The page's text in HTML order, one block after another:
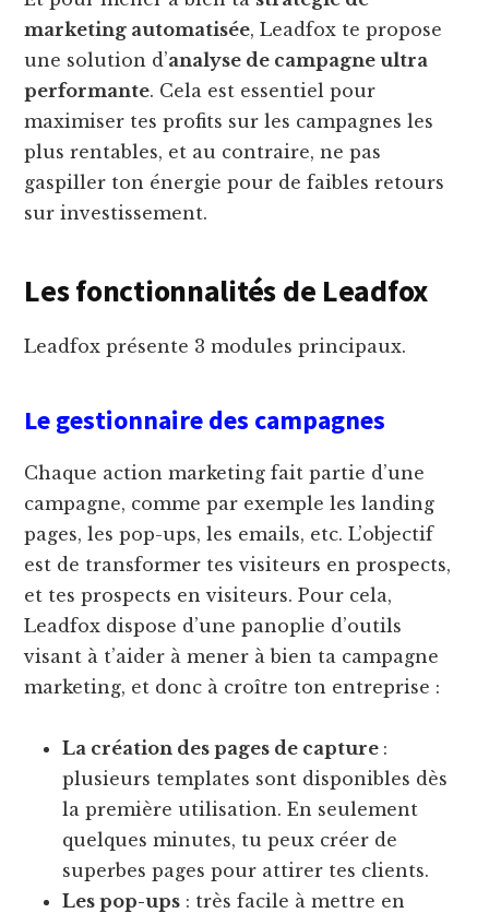
marketing automatisée, Leadfox te propose
une solution d’analyse de campagne ultra
performante. Cela est essentiel pour
maximiser tes profits sur les campagnes les
plus rentables, et au contraire, ne pas
gaspiller ton énergie pour de faibles retours
sur investissement.
Les fonctionnalités de Leadfox
Leadfox présente 3 modules principaux.
Le gestionnaire des campagnes
Chaque action marketing fait partie d’une
campagne, comme par exemple les landing
pages, les pop-ups, les emails, etc. L’objectif
est de transformer tes visiteurs en prospects,
et tes prospects en visiteurs. Pour cela,
Leadfox dispose d’une panoplie d’outils
visant à t’aider à mener à bien ta campagne
marketing, et donc à croître ton entreprise :
La création des pages de capture :
plusieurs templates sont disponibles dès
la première utilisation. En seulement
quelques minutes, tu peux créer de
superbes pages pour attirer tes clients.
Les pop-ups : très facile à mettre en